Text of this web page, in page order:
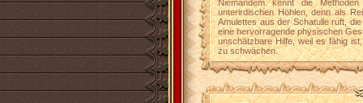
Niemandem kennt die
unterirdischen Höhlen, denn als
Amulettes aus der Schatulle ruft,
eine hervorragende physischen
unschätzbare Hilfe, weil es fähig
zu schwächen.